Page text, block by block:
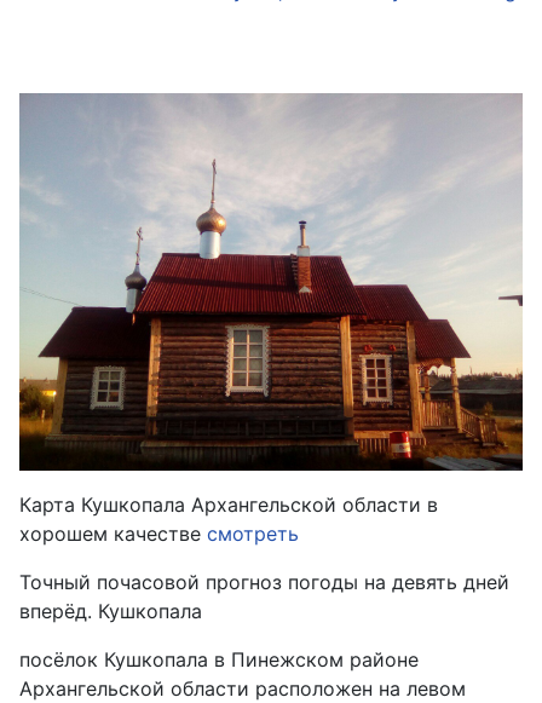
Карта Кушкопала Архангельской области в
хорошем качестве смотреть
Точный почасовой прогноз погоды на девять дней
вперёд. Кушкопала
посёлок Кушкопала в Пинежском районе
Архангельской области расположен на левом